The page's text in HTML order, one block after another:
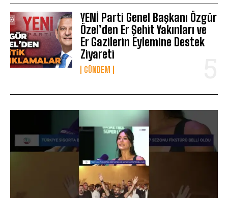
YENİ Parti Genel Başkanı Özgür
Özel’den Er Şehit Yakınları ve
Er Gazilerin Eylemine Destek
Ziyareti
GÜNDEM